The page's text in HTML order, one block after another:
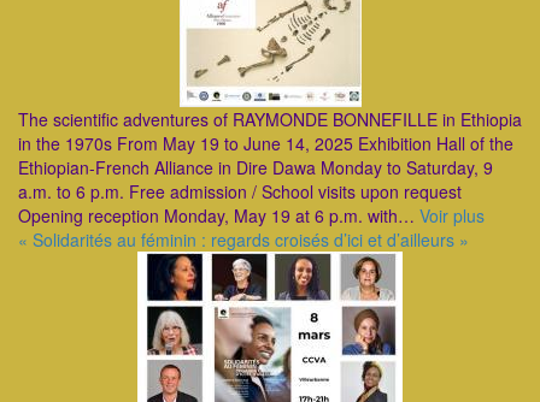
The scientific adventures of RAYMONDE BONNEFILLE in Ethiopia
in the 1970s From May 19 to June 14, 2025 Exhibition Hall of the
Ethiopian-French Alliance in Dire Dawa Monday to Saturday, 9
a.m. to 6 p.m. Free admission / School visits upon request
Opening reception Monday, May 19 at 6 p.m. with… Voir plus
« Solidarités au féminin : regards croisés d’ici et d’ailleurs »